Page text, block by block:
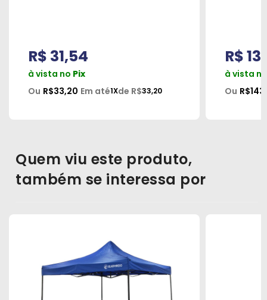
R$ 31,54
à vista no Pix
Ou R$33,20 Em até1Xde R$33,20
R$
à vista
Ou
Quem viu este produto,
também se interessa por